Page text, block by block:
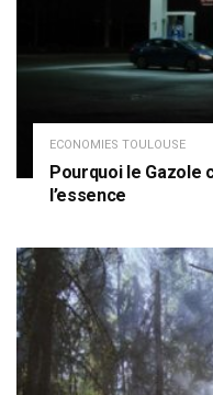
ECONOMIES TOULOUSE
Pourquoi le Gazole
l’essence